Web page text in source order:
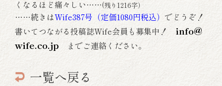
くなるほど痛々しい……(残り1216字）
……続きはWife387号（定価1080円税込） でどうぞ！
書いてつながる投稿誌Wife会員も募集中！
info@
wife.co.jp
までご連絡ください。
一覧へ戻る